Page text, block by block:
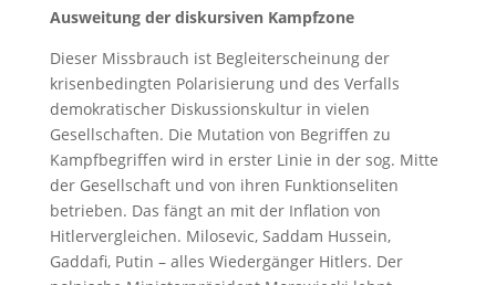
Ausweitung der diskursiven Kampfzone
Dieser Missbrauch ist Begleiterscheinung der
krisenbedingten Polarisierung und des Verfalls
demokratischer Diskussionskultur in vielen
Gesellschaften. Die Mutation von Begriffen zu
Kampfbegriffen wird in erster Linie in der sog. Mitte
der Gesellschaft und von ihren Funktionseliten
betrieben. Das fängt an mit der Inflation von
Hitlervergleichen. Milosevic, Saddam Hussein,
Gaddafi, Putin – alles Wiedergänger Hitlers. Der